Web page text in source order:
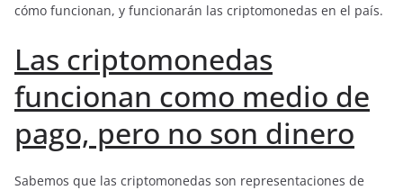
cómo funcionan, y funcionarán las criptomonedas en el país.
Las criptomonedas
funcionan como medio de
pago, pero no son dinero
Sabemos que las criptomonedas son representaciones de